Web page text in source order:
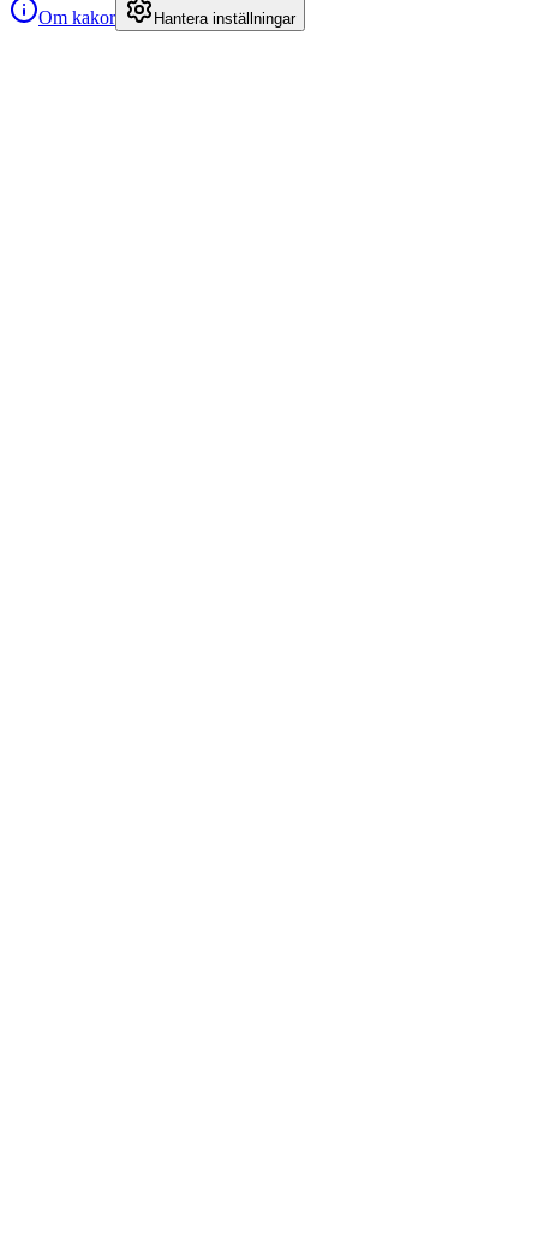
Om kakor Hantera inställningar